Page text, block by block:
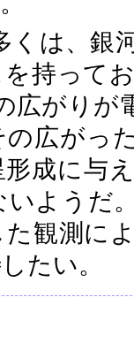
くは、銀
持って
広がりが
広がっ
成に与
ようだ
観測に
たい。